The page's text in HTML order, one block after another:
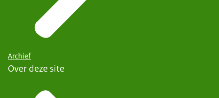
Archief
Over deze site